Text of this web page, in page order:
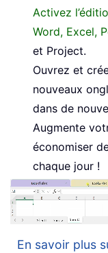
Activez
Word, Excel,
et Project.
Ouvrez et
nouveaux
dans de
Augmente
économiser
chaque jour !
En savoir plus